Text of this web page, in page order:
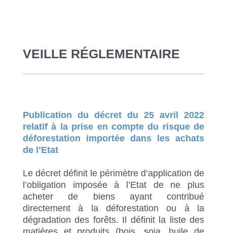
VEILLE RÉGLEMENTAIRE
Publication du décret du 25 avril 2022
relatif à la prise en compte du risque de
déforestation importée dans les achats
de l’Etat
Le décret définit le périmètre d’application de
l’obligation imposée à l’Etat de ne plus
acheter de biens ayant contribué
directement à la déforestation ou à la
dégradation des forêts. Il définit la liste des